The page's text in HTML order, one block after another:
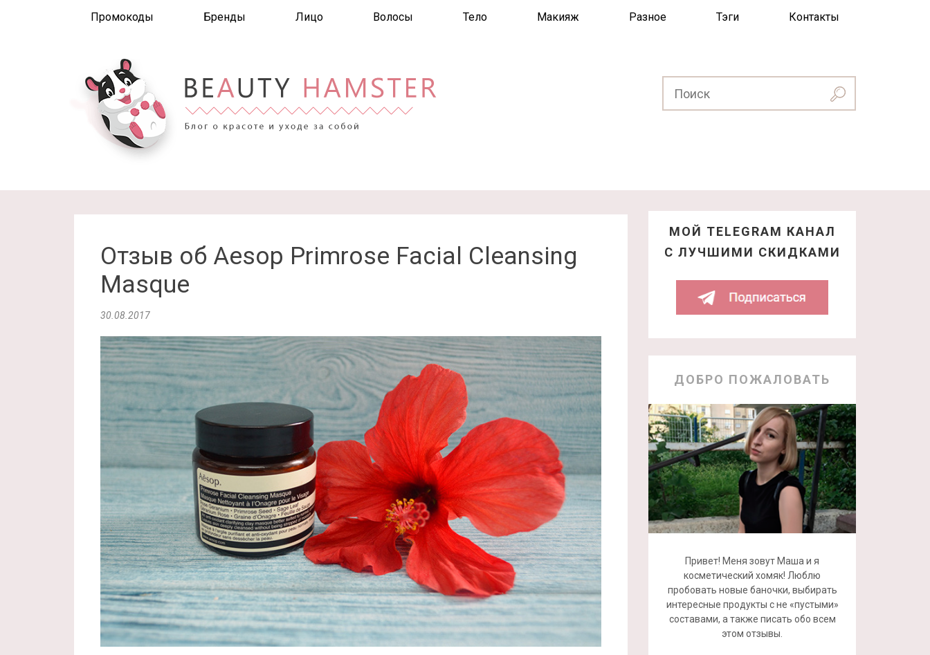
Промокоды Бренды Лицо Волосы Тело Макияж Разное Тэги Контакты
Отзыв об Aesop Primrose Facial Cleansing
Masque
30.08.2017
МОЙ TELEGRAM КАНАЛ
С ЛУЧШИМИ СКИДКАМИ
ДОБРО ПОЖАЛОВАТЬ
Привет! Меня зовут Маша и я
косметический хомяк! Люблю
пробовать новые баночки, выбирать
интересные продукты с не «пустыми»
составами, а также писать обо всем
этом отзывы.